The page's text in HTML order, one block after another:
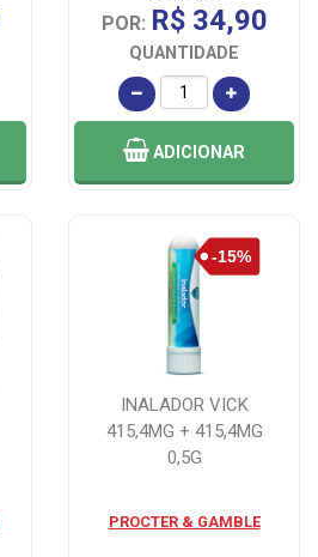
POR: R$ 34,90
QUANTIDADE
ADICIONAR
INALADOR VICK
415,4MG + 415,4MG
0,5G
PROCTER & GAMBLE